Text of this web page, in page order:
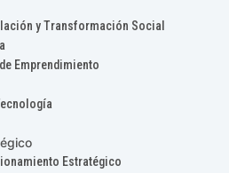
y Transformación Social
Emprendimiento
Estratégico